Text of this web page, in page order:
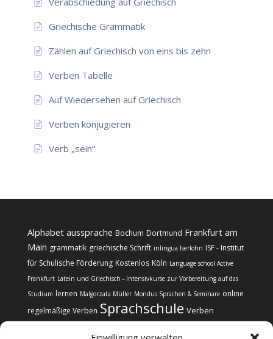
Griechische Grammatik
Zählen auf Griechisch von eins bis zehn
Verben Tabelle
Auf Wiedersehen auf Griechisch
Verben konjugieren
Verb „sein“
Alphabet aussprache Bochum Dortmund Frankfurt am
Main grammatik griechische Schrift inlingua Iserlohn ISF - Institut
für Schulische Förderung Kostenlos Köln Language school Active
Frankfurt Latein und Griechisch - Intensivkurse zur Vorbereitung auf das
Studium lernen Malgorzata Müller Mondus Sprachen & Seminare online
regelmäßige Verben Sprachschule Verben